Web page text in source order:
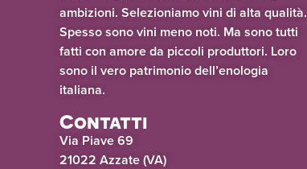
ambizioni. Selezioniamo vini di alta qualità.
Spesso sono vini meno noti. Ma sono tutti
fatti con amore da piccoli produttori. Loro
sono il vero patrimonio dell’enologia
italiana.
Contatti
Via Piave 69
21022 Azzate (VA)